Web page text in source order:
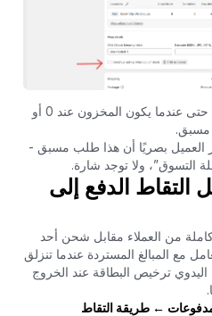
يمكن للعملاء الآن تقديم الطلبات حتى عندما يكون المخزون عند 0 أو
مسبق.
العميل بصريًا أن هذا طلب مسبق -
التسوق”، ولا توجد شارة.
التقاط الدفع إلى
من العملاء مقابل شحن أحد
مع المبالغ المستردة عندما تنزلق
اليدوي ترخيص البطاقة عند الخروج
← طريقة التقاط